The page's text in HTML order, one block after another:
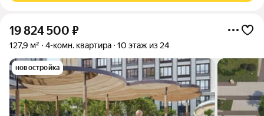
19 824 500 ₽
127,9 м² 4-комн. квартира 10 этаж из 24
новостройка